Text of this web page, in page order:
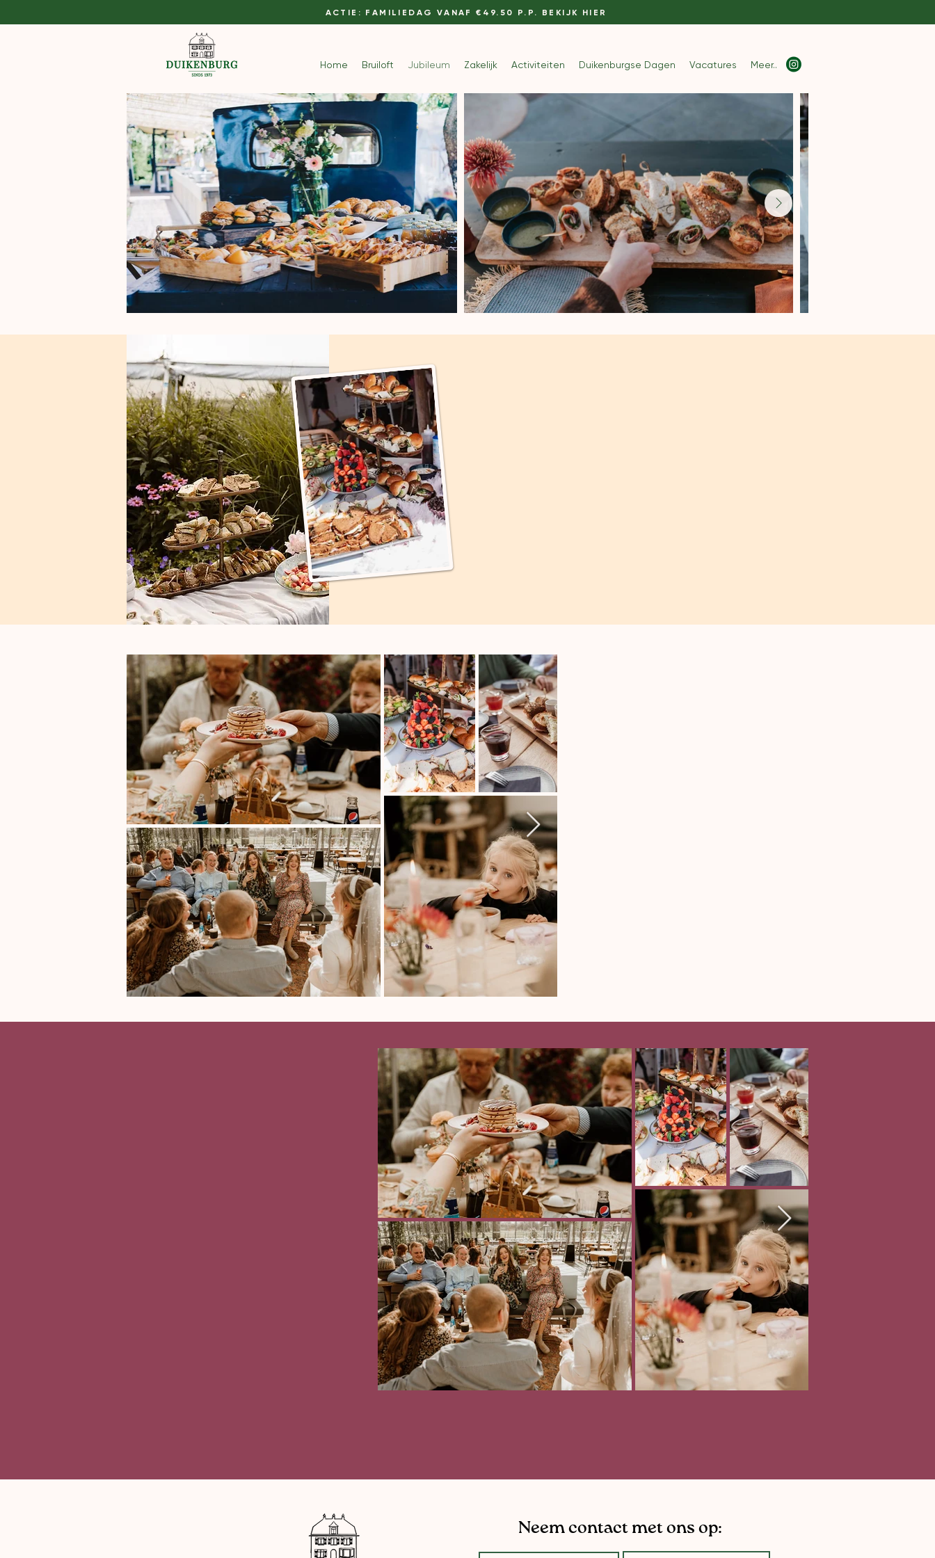
ACTIE: FAMILIEDAG VANAF €49.50 P.P. BEKIJK HIER
Home Bruiloft Jubileum Zakelijk Activiteiten Duikenburgse Dagen Vacatures Meer..
lunch
Neem contact met ons op: